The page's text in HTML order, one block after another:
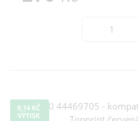
0,14 KČ
VÝTISK